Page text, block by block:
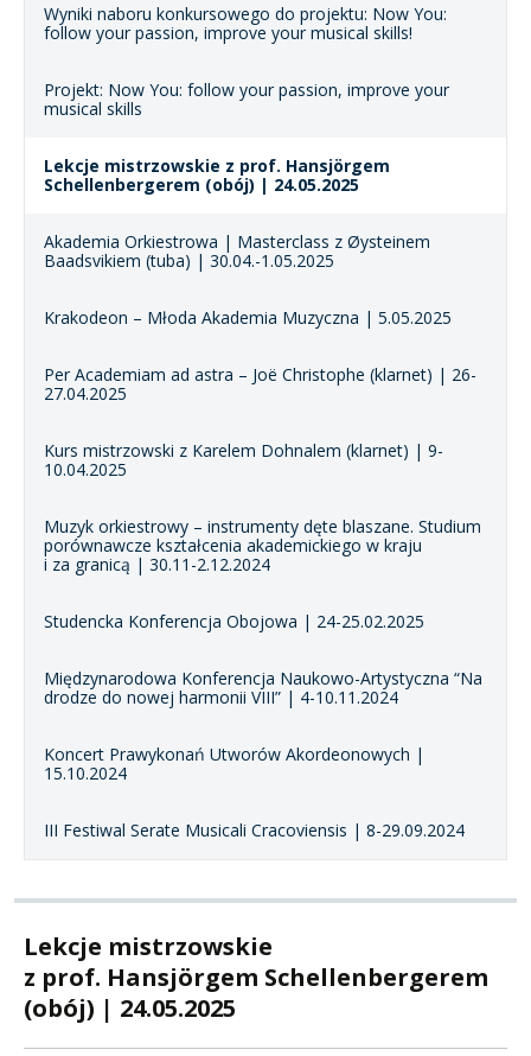
Wyniki naboru konkursowego do projektu: Now You:
follow your passion, improve your musical skills!
Projekt: Now You: follow your passion, improve your
musical skills
Lekcje mistrzowskie z prof. Hansjörgem
Schellenbergerem (obój) | 24.05.2025
Akademia Orkiestrowa | Masterclass z Øysteinem
Baadsvikiem (tuba) | 30.04.-1.05.2025
Krakodeon – Młoda Akademia Muzyczna | 5.05.2025
Per Academiam ad astra – Joë Christophe (klarnet) | 26-
27.04.2025
Kurs mistrzowski z Karelem Dohnalem (klarnet) | 9-
10.04.2025
Muzyk orkiestrowy – instrumenty dęte blaszane. Studium
porównawcze kształcenia akademickiego w kraju
i za granicą | 30.11-2.12.2024
Studencka Konferencja Obojowa | 24-25.02.2025
Międzynarodowa Konferencja Naukowo-Artystyczna “Na
drodze do nowej harmonii VIII” | 4-10.11.2024
Koncert Prawykonań Utworów Akordeonowych |
15.10.2024
III Festiwal Serate Musicali Cracoviensis | 8-29.09.2024
Lekcje mistrzowskie
z prof. Hansjörgem Schellenbergerem
(obój) | 24.05.2025